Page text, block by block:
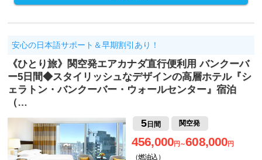
安心の日本語サポート＆早期割引あり！
《ひとり旅》関空発エアカナダ直行便利用 バンクーバ
ー5日間◆スタイリッシュなデザインの高層ホテル『シ
ェラトン・バンクーバー・ウォールセンター』宿泊
（…
5日間 関空発
456,000円～608,000円
（燃油込）